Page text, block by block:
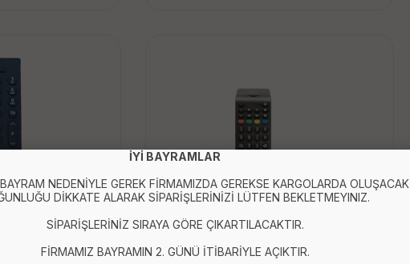
İYİ BAYRAMLAR
NEDENİYLE GEREK FİRMAMIZDA GEREKSE KARGOLARDA OLUŞACAK
DİKKATE ALARAK SİPARİŞLERİNİZİ LÜTFEN BEKLETMEYINIZ.
SİPARİŞLERİNİZ SIRAYA GÖRE ÇIKARTILACAKTIR.
FİRMAMIZ BAYRAMIN 2. GÜNÜ İTİBARİYLE AÇIKTIR.